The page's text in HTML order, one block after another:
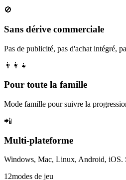
🚫
Sans dérive commerciale
Pas de publicité, pas d'achat intégré,
👨‍👩‍👧
Pour toute la famille
Mode famille pour suivre la
📲
Multi-plateforme
Windows, Mac, Linux, Android, iOS.
12modes de jeu